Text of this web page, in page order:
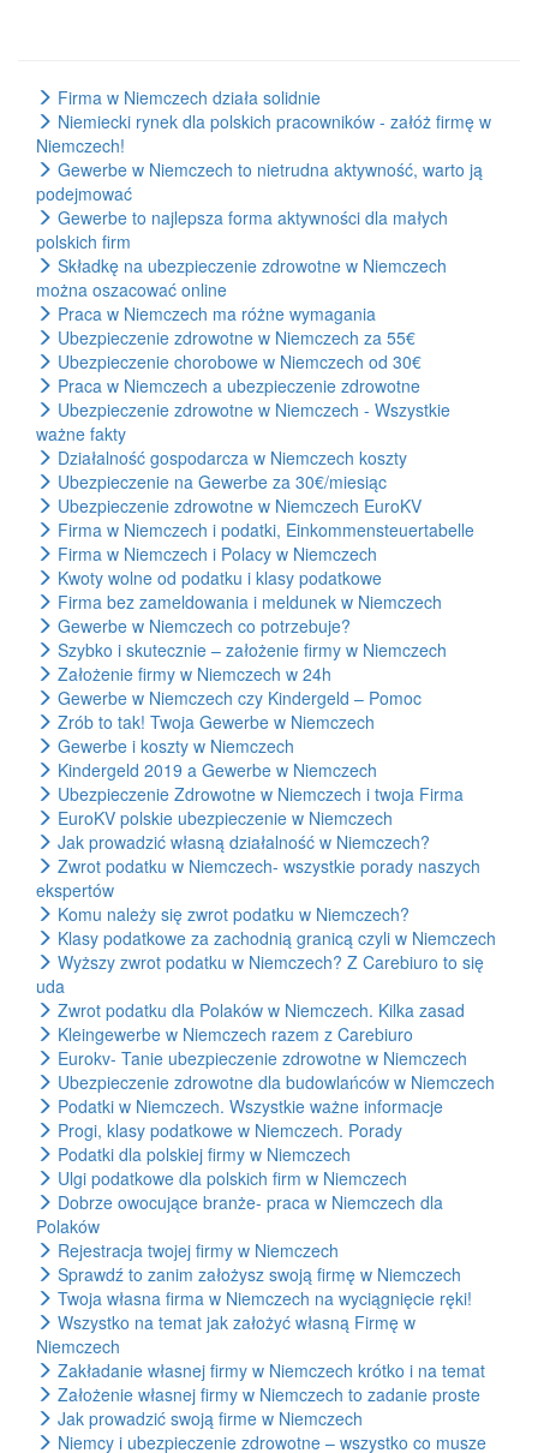
Firma w Niemczech działa solidnie
Niemiecki rynek dla polskich pracowników - załóż firmę w
Niemczech!
Gewerbe w Niemczech to nietrudna aktywność, warto ją
podejmować
Gewerbe to najlepsza forma aktywności dla małych
polskich firm
Składkę na ubezpieczenie zdrowotne w Niemczech
można oszacować online
Praca w Niemczech ma różne wymagania
Ubezpieczenie zdrowotne w Niemczech za 55€
Ubezpieczenie chorobowe w Niemczech od 30€
Praca w Niemczech a ubezpieczenie zdrowotne
Ubezpieczenie zdrowotne w Niemczech - Wszystkie
ważne fakty
Działalność gospodarcza w Niemczech koszty
Ubezpieczenie na Gewerbe za 30€/miesiąc
Ubezpieczenie zdrowotne w Niemczech EuroKV
Firma w Niemczech i podatki, Einkommensteuertabelle
Firma w Niemczech i Polacy w Niemczech
Kwoty wolne od podatku i klasy podatkowe
Firma bez zameldowania i meldunek w Niemczech
Gewerbe w Niemczech co potrzebuje?
Szybko i skutecznie – założenie firmy w Niemczech
Założenie firmy w Niemczech w 24h
Gewerbe w Niemczech czy Kindergeld – Pomoc
Zrób to tak! Twoja Gewerbe w Niemczech
Gewerbe i koszty w Niemczech
Kindergeld 2019 a Gewerbe w Niemczech
Ubezpieczenie Zdrowotne w Niemczech i twoja Firma
EuroKV polskie ubezpieczenie w Niemczech
Jak prowadzić własną działalność w Niemczech?
Zwrot podatku w Niemczech- wszystkie porady naszych
ekspertów
Komu należy się zwrot podatku w Niemczech?
Klasy podatkowe za zachodnią granicą czyli w Niemczech
Wyższy zwrot podatku w Niemczech? Z Carebiuro to się
uda
Zwrot podatku dla Polaków w Niemczech. Kilka zasad
Kleingewerbe w Niemczech razem z Carebiuro
Eurokv- Tanie ubezpieczenie zdrowotne w Niemczech
Ubezpieczenie zdrowotne dla budowlańców w Niemczech
Podatki w Niemczech. Wszystkie ważne informacje
Progi, klasy podatkowe w Niemczech. Porady
Podatki dla polskiej firmy w Niemczech
Ulgi podatkowe dla polskich firm w Niemczech
Dobrze owocujące branże- praca w Niemczech dla
Polaków
Rejestracja twojej firmy w Niemczech
Sprawdź to zanim założysz swoją firmę w Niemczech
Twoja własna firma w Niemczech na wyciągnięcie ręki!
Wszystko na temat jak założyć własną Firmę w
Niemczech
Zakładanie własnej firmy w Niemczech krótko i na temat
Założenie własnej firmy w Niemczech to zadanie proste
Jak prowadzić swoją firme w Niemczech
Niemcy i ubezpieczenie zdrowotne – wszystko co musze